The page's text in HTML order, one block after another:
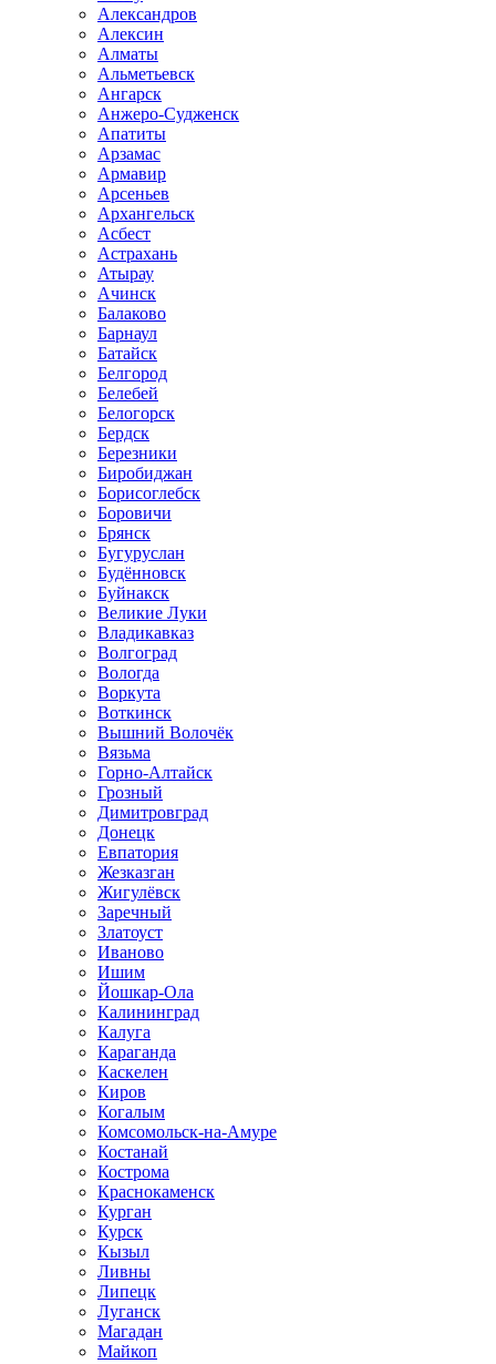
Александров
Алексин
Алматы
Альметьевск
Ангарск
Анжеро-Судженск
Апатиты
Арзамас
Армавир
Арсеньев
Архангельск
Асбест
Астрахань
Атырау
Ачинск
Балаково
Барнаул
Батайск
Белгород
Белебей
Белогорск
Бердск
Березники
Биробиджан
Борисоглебск
Боровичи
Брянск
Бугуруслан
Будённовск
Буйнакск
Великие Луки
Владикавказ
Волгоград
Вологда
Воркута
Воткинск
Вышний Волочёк
Вязьма
Горно-Алтайск
Грозный
Димитровград
Донецк
Евпатория
Жезказган
Жигулёвск
Заречный
Златоуст
Иваново
Ишим
Йошкар-Ола
Калининград
Калуга
Караганда
Каскелен
Киров
Когалым
Комсомольск-на-Амуре
Костанай
Кострома
Краснокаменск
Курган
Курск
Кызыл
Ливны
Липецк
Луганск
Магадан
Майкоп